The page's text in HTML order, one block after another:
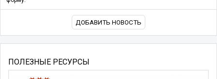
ДОБАВИТЬ НОВОСТЬ
ПОЛЕЗНЫЕ РЕСУРСЫ